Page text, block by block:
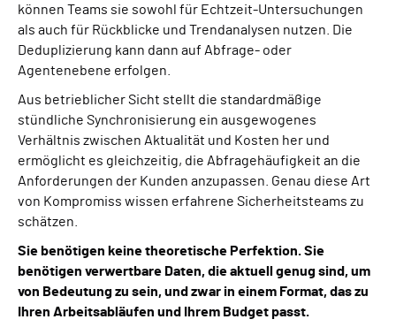
können Teams sie sowohl für Echtzeit-Untersuchungen
als auch für Rückblicke und Trendanalysen nutzen. Die
Deduplizierung kann dann auf Abfrage- oder
Agentenebene erfolgen.
Aus betrieblicher Sicht stellt die standardmäßige
stündliche Synchronisierung ein ausgewogenes
Verhältnis zwischen Aktualität und Kosten her und
ermöglicht es gleichzeitig, die Abfragehäufigkeit an die
Anforderungen der Kunden anzupassen. Genau diese Art
von Kompromiss wissen erfahrene Sicherheitsteams zu
schätzen.
Sie benötigen keine theoretische Perfektion. Sie
benötigen verwertbare Daten, die aktuell genug sind, um
von Bedeutung zu sein, und zwar in einem Format, das zu
Ihren Arbeitsabläufen und Ihrem Budget passt.